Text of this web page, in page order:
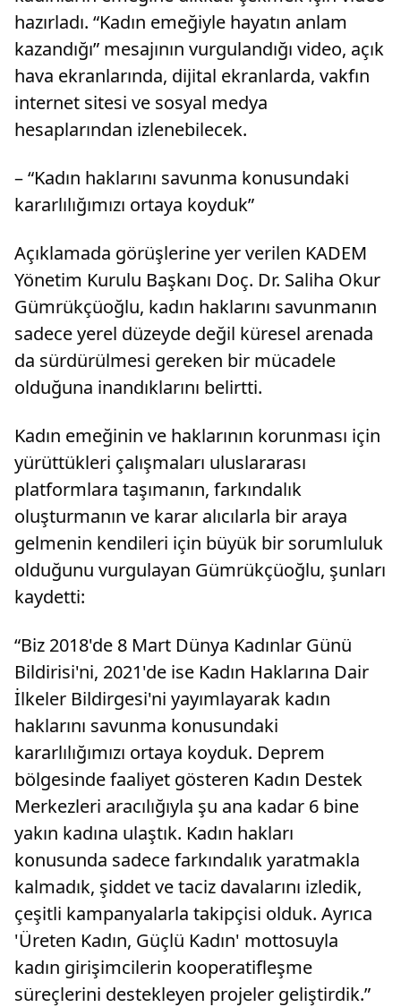
hazırladı. “Kadın emeğiyle hayatın anlam
kazandığı” mesajının vurgulandığı video, açık
hava ekranlarında, dijital ekranlarda, vakfın
internet sitesi ve sosyal medya
hesaplarından izlenebilecek.
– “Kadın haklarını savunma konusundaki
kararlılığımızı ortaya koyduk”
Açıklamada görüşlerine yer verilen KADEM
Yönetim Kurulu Başkanı Doç. Dr. Saliha Okur
Gümrükçüoğlu, kadın haklarını savunmanın
sadece yerel düzeyde değil küresel arenada
da sürdürülmesi gereken bir mücadele
olduğuna inandıklarını belirtti.
Kadın emeğinin ve haklarının korunması için
yürüttükleri çalışmaları uluslararası
platformlara taşımanın, farkındalık
oluşturmanın ve karar alıcılarla bir araya
gelmenin kendileri için büyük bir sorumluluk
olduğunu vurgulayan Gümrükçüoğlu, şunları
kaydetti:
“Biz 2018'de 8 Mart Dünya Kadınlar Günü
Bildirisi'ni, 2021'de ise Kadın Haklarına Dair
İlkeler Bildirgesi'ni yayımlayarak kadın
haklarını savunma konusundaki
kararlılığımızı ortaya koyduk. Deprem
bölgesinde faaliyet gösteren Kadın Destek
Merkezleri aracılığıyla şu ana kadar 6 bine
yakın kadına ulaştık. Kadın hakları
konusunda sadece farkındalık yaratmakla
kalmadık, şiddet ve taciz davalarını izledik,
çeşitli kampanyalarla takipçisi olduk. Ayrıca
'Üreten Kadın, Güçlü Kadın' mottosuyla
kadın girişimcilerin kooperatifleşme
süreçlerini destekleyen projeler geliştirdik.”